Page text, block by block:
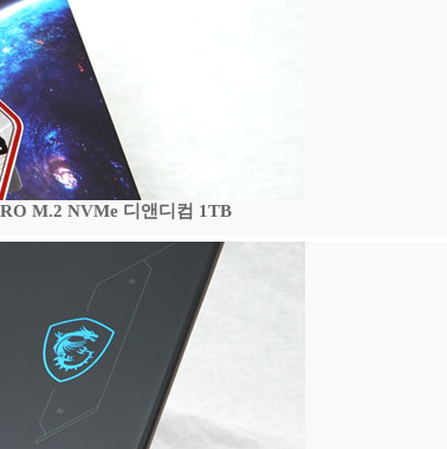
M.2 NVMe 디앤디컴 1TB